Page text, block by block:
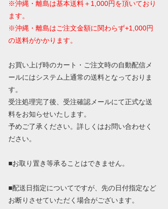
※沖縄・離島は基本送料＋1,000円を頂いており
ます。
※沖縄・離島はご注文金額に関わらず+1,000円
の送料がかかります。
お買い上げ時のカート・ご注文時の自動配信メ
ールにはシステム上通常の送料となっておりま
す。
受注処理完了後、受注確認メールにて正式な送
料をお知らせいたします。
予めご了承ください。詳しくはお問い合わせく
ださい。
■お取り置き等承ることはできません。
■配送日指定についてですが、先の日付指定など
お断りさせていただく場合がございます。